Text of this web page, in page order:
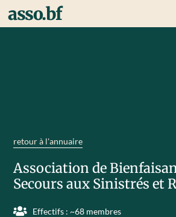
asso.bf
retour à l'annuaire
Association de
Secours aux Sinistrés et
Effectifs : ~68 membres